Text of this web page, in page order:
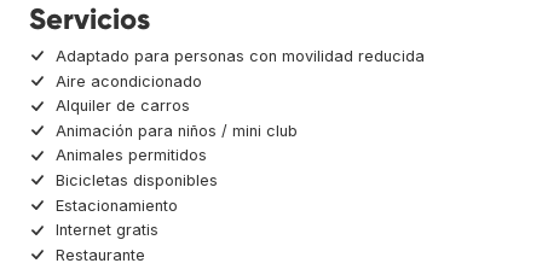
Servicios
Adaptado para personas con movilidad reducida
Aire acondicionado
Alquiler de carros
Animación para niños / mini club
Animales permitidos
Bicicletas disponibles
Estacionamiento
Internet gratis
Restaurante